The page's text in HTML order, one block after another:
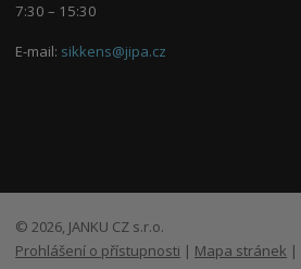
7:30 – 15:30
E-mail: sikkens@jipa.cz
© 2026, JANKU CZ s.r.o.
Prohlášení o přístupnosti | Mapa stránek |